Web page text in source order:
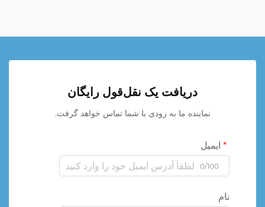
دریافت یک نقل‌قول رایگان
نماینده ما به زودی با شما تماس خواهد گرفت.
ایمیل
0/100
نام